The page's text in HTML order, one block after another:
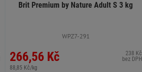
Brit Premium by Nature Adult S 3 kg
WPZ7-291
266,56 Kč
88,85 Kč/kg
238 Kč
bez DPH